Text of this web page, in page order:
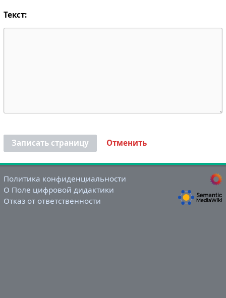
Текст:
Записать страницу Отменить
Политика конфиденциальности
О Поле цифровой дидактики
Отказ от ответственности